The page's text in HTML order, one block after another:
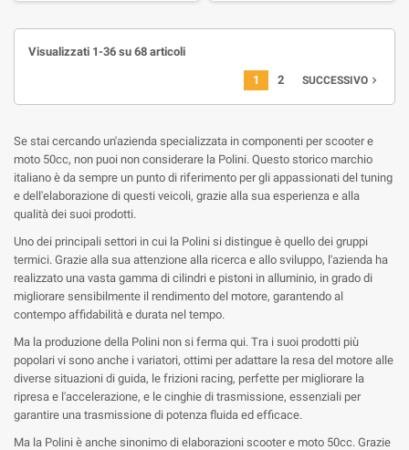
Visualizzati 1-36 su 68 articoli
1 2 SUCCESSIVO navigate_next
Se stai cercando un'azienda specializzata in componenti per scooter e
moto 50cc, non puoi non considerare la Polini. Questo storico marchio
italiano è da sempre un punto di riferimento per gli appassionati del tuning
e dell'elaborazione di questi veicoli, grazie alla sua esperienza e alla
qualità dei suoi prodotti.
Uno dei principali settori in cui la Polini si distingue è quello dei gruppi
termici. Grazie alla sua attenzione alla ricerca e allo sviluppo, l'azienda ha
realizzato una vasta gamma di cilindri e pistoni in alluminio, in grado di
migliorare sensibilmente il rendimento del motore, garantendo al
contempo affidabilità e durata nel tempo.
Ma la produzione della Polini non si ferma qui. Tra i suoi prodotti più
popolari vi sono anche i variatori, ottimi per adattare la resa del motore alle
diverse situazioni di guida, le frizioni racing, perfette per migliorare la
ripresa e l'accelerazione, e le cinghie di trasmissione, essenziali per
garantire una trasmissione di potenza fluida ed efficace.
Ma la Polini è anche sinonimo di elaborazioni scooter e moto 50cc. Grazie